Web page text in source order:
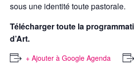
sous une identité toute pastorale.
Télécharger toute la
d’Art.
+ Ajouter à Google Agenda